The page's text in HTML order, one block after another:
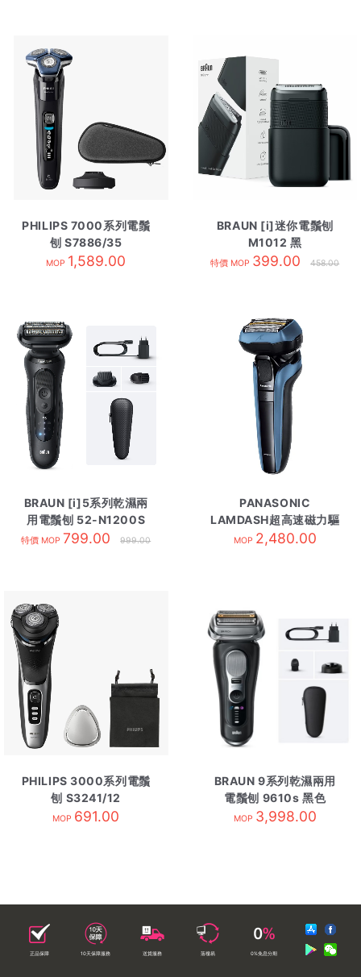
PHILIPS 7000系列電鬚
刨 S7886/35
MOP 1,589.00
BRAUN [i]迷你電鬚刨
M1012 黑
特價 MOP 399.00 458.00
BRAUN [i]5系列乾濕兩
用電鬚刨 52-N1200S
黑色
特價 MOP 799.00 999.00
PANASONIC
LAMDASH超高速磁力驅
動電鬚刨 ESLV5U/A
MOP 2,480.00
PHILIPS 3000系列電鬚
刨 S3241/12
MOP 691.00
BRAUN 9系列乾濕兩用
電鬚刨 9610s 黑色
MOP 3,998.00
正品保障 10天保障服務 送貨服務 落樓易 0%免息分期